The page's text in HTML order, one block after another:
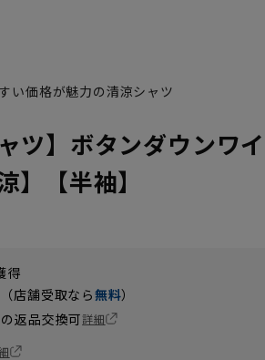
い価格が魅力の清涼シャツ
ツ】ボタンダウンワ
】【半袖】
得
店舗受取なら無料）
返品交換可詳細